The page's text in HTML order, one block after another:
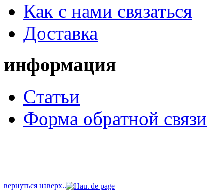
Как с нами связаться
Доставка
информация
Cтатьи
Форма обратной связи
вернуться наверх..